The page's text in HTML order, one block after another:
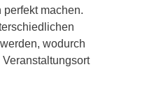
machen.
wodurch